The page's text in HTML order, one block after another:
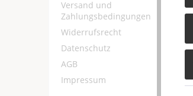
Versand und
Zahlungsbedingungen
Widerrufsrecht
Datenschutz
AGB
Impressum